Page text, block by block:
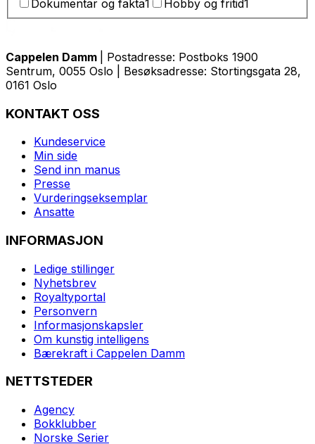
Dokumentar og fakta1 Hobby og fritid1
Cappelen Damm
| Postadresse: Postboks 1900
Sentrum, 0055 Oslo | Besøksadresse: Stortingsgata 28,
0161 Oslo
KONTAKT OSS
Kundeservice
Min side
Send inn manus
Presse
Vurderingseksemplar
Ansatte
INFORMASJON
Ledige stillinger
Nyhetsbrev
Royaltyportal
Personvern
Informasjonskapsler
Om kunstig intelligens
Bærekraft i Cappelen Damm
NETTSTEDER
Agency
Bokklubber
Norske Serier